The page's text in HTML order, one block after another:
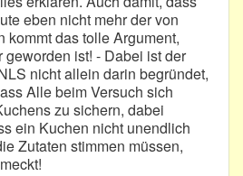
eben nicht mehr der von
kommt das tolle Argument,
ist! - Dabei ist der
nicht allein darin begründet,
Alle beim Versuch sich
zu sichern, dabei
ein Kuchen nicht unendlich
Zutaten stimmen müssen,